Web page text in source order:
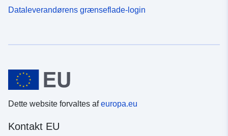
Dataleverandørens grænseflade-login
Dette website forvaltes afeuropa.eu
Kontakt EU